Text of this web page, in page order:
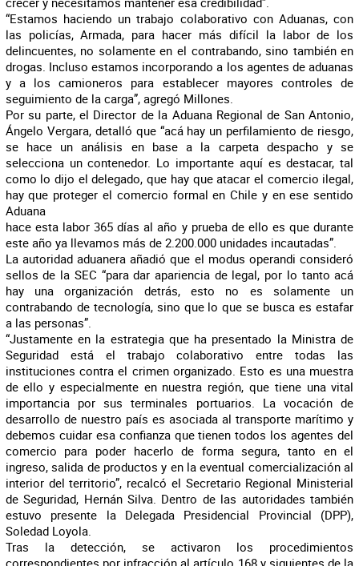
“Estamos haciendo un trabajo colaborativo con Aduanas, con
las policías, Armada, para hacer más difícil la labor de los
delincuentes, no solamente en el contrabando, sino también en
drogas. Incluso estamos incorporando a los agentes de aduanas
y a los camioneros para establecer mayores controles de
seguimiento de la carga”, agregó Millones.
Por su parte, el Director de la Aduana Regional de San Antonio,
Ángelo Vergara, detalló que “acá hay un perfilamiento de riesgo,
se hace un análisis en base a la carpeta despacho y se
selecciona un contenedor. Lo importante aquí es destacar, tal
como lo dijo el delegado, que hay que atacar el comercio ilegal,
hay que proteger el comercio formal en Chile y en ese sentido
Aduana
hace esta labor 365 días al año y prueba de ello es que durante
este año ya llevamos más de 2.200.000 unidades incautadas”.
La autoridad aduanera añadió que el modus operandi consideró
sellos de la SEC “para dar apariencia de legal, por lo tanto acá
hay una organización detrás, esto no es solamente un
contrabando de tecnología, sino que lo que se busca es estafar
a las personas”.
“Justamente en la estrategia que ha presentado la Ministra de
Seguridad está el trabajo colaborativo entre todas las
instituciones contra el crimen organizado. Esto es una muestra
de ello y especialmente en nuestra región, que tiene una vital
importancia por sus terminales portuarios. La vocación de
desarrollo de nuestro país es asociada al transporte marítimo y
debemos cuidar esa confianza que tienen todos los agentes del
comercio para poder hacerlo de forma segura, tanto en el
ingreso, salida de productos y en la eventual comercialización al
interior del territorio”, recalcó el Secretario Regional Ministerial
de Seguridad, Hernán Silva. Dentro de las autoridades también
estuvo presente la Delegada Presidencial Provincial (DPP),
Soledad Loyola.
Tras la detección, se activaron los procedimientos